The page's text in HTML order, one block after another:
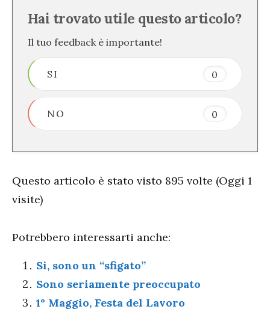
Hai trovato utile questo articolo?
Il tuo feedback è importante!
SI 0
NO 0
Questo articolo è stato visto 895 volte (Oggi 1
visite)
Potrebbero interessarti anche:
Si, sono un “sfigato”
Sono seriamente preoccupato
1° Maggio, Festa del Lavoro